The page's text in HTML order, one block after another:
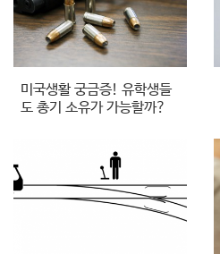
미국생활 궁금증! 유학생들
도 총기 소유가 가능할까?